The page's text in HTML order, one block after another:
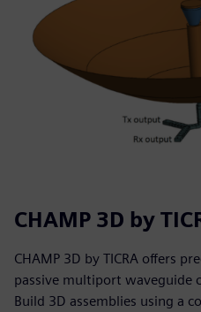
CHAMP 3D by
CHAMP 3D by TICRA offers
passive multiport waveguide
Build 3D assemblies using a